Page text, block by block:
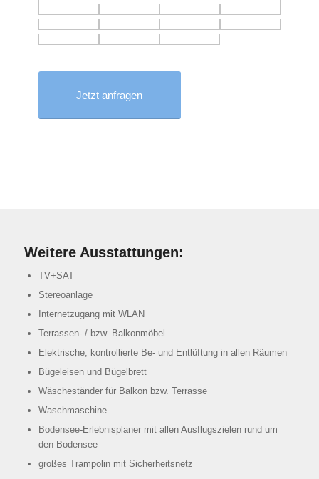
Jetzt anfragen
Weitere Ausstattungen:
TV+SAT
Stereoanlage
Internetzugang mit WLAN
Terrassen- / bzw. Balkonmöbel
Elektrische, kontrollierte Be- und Entlüftung in allen Räumen
Bügeleisen und Bügelbrett
Wäscheständer für Balkon bzw. Terrasse
Waschmaschine
Bodensee-Erlebnisplaner mit allen Ausflugszielen rund um
den Bodensee
großes Trampolin mit Sicherheitsnetz